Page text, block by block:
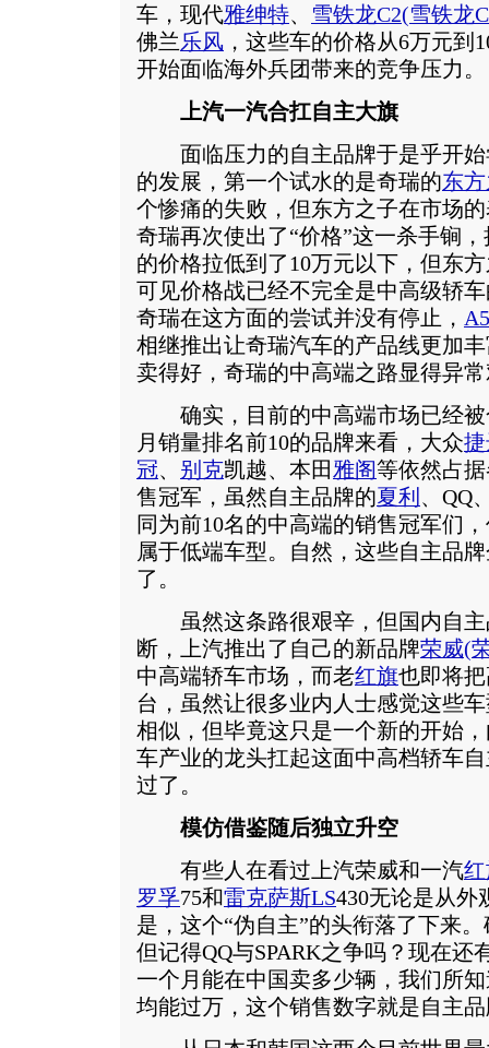
车，现代雅绅特、 雪铁龙C2(雪铁龙
佛兰乐风 ，这些车的价格从6万元到
开始面临海外兵团带来的竞争压力。
上汽一汽合扛自主大旗
面临压力的自主品牌于是乎开始
的发展，第一个试水的是奇瑞的东
个惨痛的失败，但东方之子在市场
奇瑞再次使出了“价格”这一杀手锏
的价格拉低到了10万元以下，但东
可见价格战已经不完全是中高级轿
奇瑞在这方面的尝试并没有停止，
相继推出让奇瑞汽车的产品线更加
卖得好，奇瑞的中高端之路显得异
确实，目前的中高端市场已经被
月销量排名前10的品牌来看，大众
冠、 别克凯越、本田 雅阁等依然占
售冠军，虽然自主品牌的夏利 、QQ
同为前10名的中高端的销售冠军们
属于低端车型。自然，这些自主品
了。
虽然这条路很艰辛，但国内自主
断，上汽推出了自己的新品牌荣威(
中高端轿车市场，而老红旗也即将
台，虽然让很多业内人士感觉这些
相似，但毕竟这只是一个新的开始
车产业的龙头扛起这面中高档轿车
过了。
模仿借鉴随后独立升空
有些人在看过上汽荣威和一汽红
罗孚75和雷克萨斯LS430无论是从外
是，这个“伪自主”的头衔落了下来
但记得QQ与SPARK之争吗？现在还
一个月能在中国卖多少辆，我们所
均能过万，这个销售数字就是自主